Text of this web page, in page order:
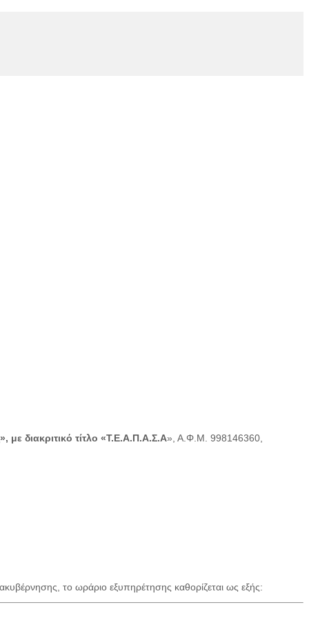
διακριτικό τίτλο «Τ.Ε.Α.Π.Α.Σ.Α», Α.Φ.Μ. 998146360,
το ωράριο εξυπηρέτησης καθορίζεται ως εξής: